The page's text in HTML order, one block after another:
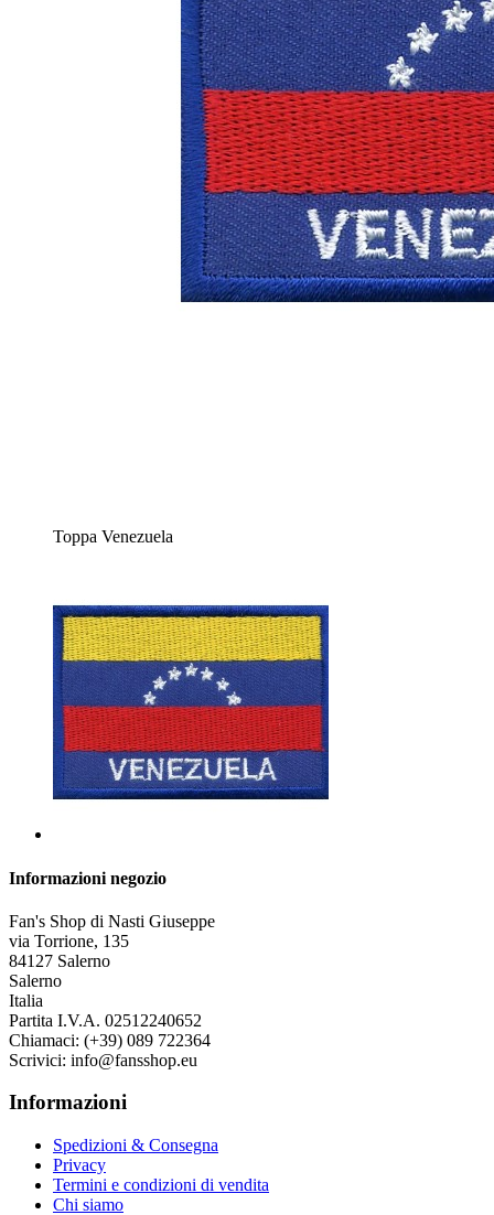
Toppa Venezuela
Informazioni negozio
Fan's Shop di Nasti Giuseppe
via Torrione, 135
84127 Salerno
Salerno
Italia
Partita I.V.A. 02512240652
Chiamaci: (+39) 089 722364
Scrivici: info@fansshop.eu
Informazioni
Spedizioni & Consegna
Privacy
Termini e condizioni di vendita
Chi siamo